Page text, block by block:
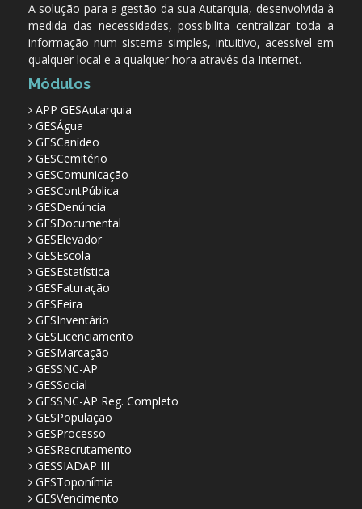
A solução para a gestão da sua Autarquia, desenvolvida à
medida das necessidades, possibilita centralizar toda a
informação num sistema simples, intuitivo, acessível em
qualquer local e a qualquer hora através da Internet.
Módulos
APP GESAutarquia
GESÁgua
GESCanídeo
GESCemitério
GESComunicação
GESContPública
GESDenúncia
GESDocumental
GESElevador
GESEscola
GESEstatística
GESFaturação
GESFeira
GESInventário
GESLicenciamento
GESMarcação
GESSNC-AP
GESSocial
GESSNC-AP Reg. Completo
GESPopulação
GESProcesso
GESRecrutamento
GESSIADAP III
GESToponímia
GESVencimento